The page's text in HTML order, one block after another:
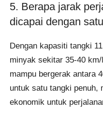
5. Berapa jarak
dicapai dengan
Dengan kapasiti tangki
minyak sekitar 35-40
mampu bergerak antara
untuk satu tangki penuh,
ekonomik untuk